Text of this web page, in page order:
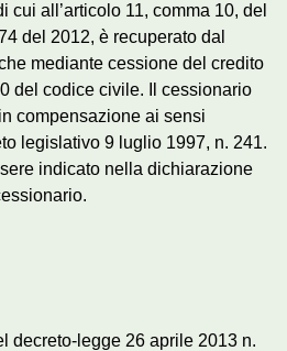
cui all’articolo 11, comma 10, del
del 2012, è recuperato dal
mediante cessione del credito
del codice civile. Il cessionario
compensazione ai sensi
legislativo 9 luglio 1997, n. 241.
indicato nella dichiarazione
decreto-legge 26 aprile 2013 n.